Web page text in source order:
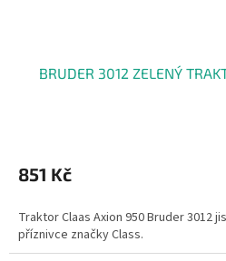
BRUDER 3012 ZELENÝ
851 Kč
Traktor Claas Axion 950 Bruder 3012
příznivce značky Class.